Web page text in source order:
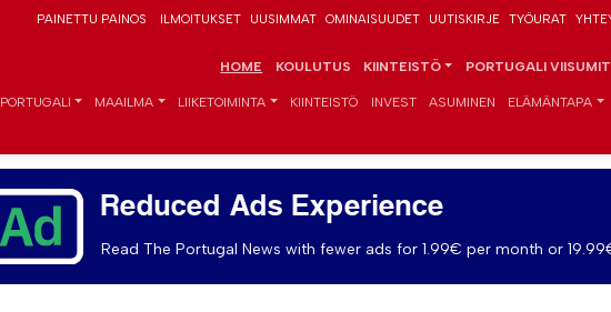
PAINETTU PAINOS ILMOITUKSET UUSIMMAT OMINAISUUDET UUTISKIRJE TYÖURAT
HOME KOULUTUS KIINTEISTÖ PORTUGALI VIISUMIT
PORTUGALI MAAILMA LIIKETOIMINTA KIINTEISTÖ INVEST ASUMINEN ELÄMÄNTAPA
Reduced Ads Experience
Read The Portugal News with fewer ads for 1.99€ per month or